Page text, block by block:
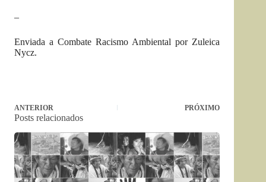
–
Enviada a Combate Racismo Ambiental por Zuleica
Nycz.
ANTERIOR PRÓXIMO
Posts relacionados